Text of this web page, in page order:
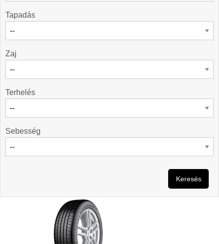
Tapadás
Zaj
Terhelés
Sebesség
Keresés